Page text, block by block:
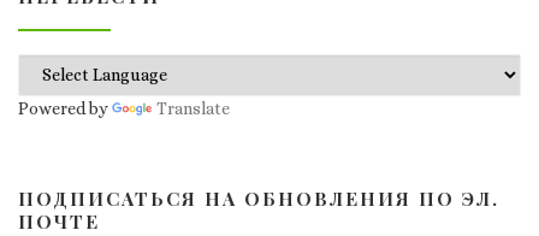
Powered by Translate
ПОДПИСАТЬСЯ НА ОБНОВЛЕНИЯ ПО ЭЛ.
ПОЧТЕ